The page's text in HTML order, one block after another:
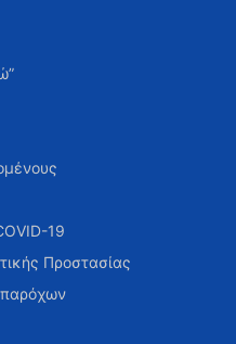
19
Προστασίας